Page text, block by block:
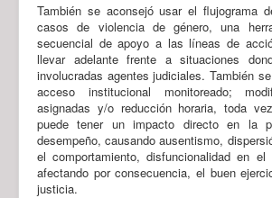
También se aconsejó usar el flujograma
casos de violencia de género, una
secuencial de apoyo a las líneas de
llevar adelante frente a situaciones
involucradas agentes judiciales. También
acceso institucional monitoreado;
asignadas y/o reducción horaria, toda
puede tener un impacto directo en la
desempeño, causando ausentismo,
el comportamiento, disfuncionalidad en
afectando por consecuencia, el buen
justicia.